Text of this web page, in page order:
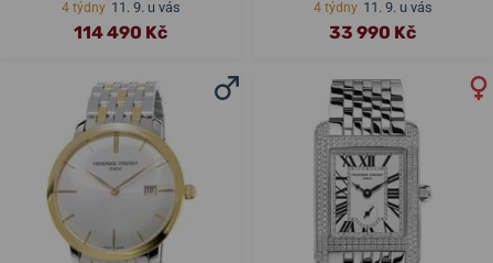
4 týdny 11. 9. u vás
114 490 Kč
4 týdny 11. 9. u vás
33 990 Kč